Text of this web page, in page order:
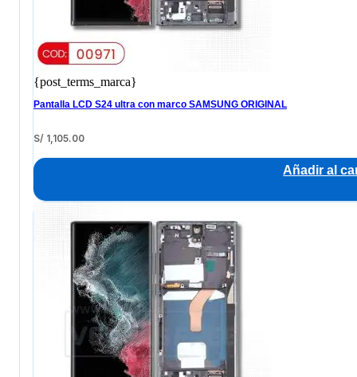
{post_terms_marca}
Pantalla LCD S24 ultra con marco SAMSUNG ORIGINAL
S/ 1,105.00
Añadir al